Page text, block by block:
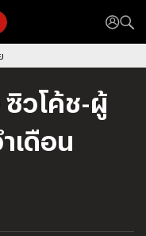
ซิวโค้ช-ผู้
เดือน